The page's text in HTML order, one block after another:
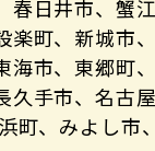
春日井市、蟹
楽町、新城市
海市、東郷町
久手市、名古
町、みよし市